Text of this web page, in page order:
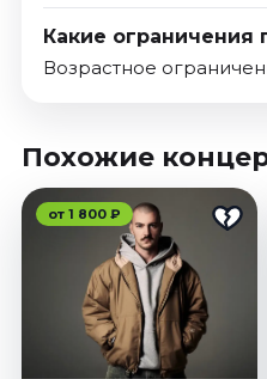
Какие ограничения
Возрастное
Похожие
от 1 800 ₽